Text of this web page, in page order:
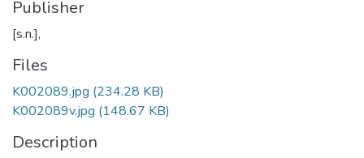
Publisher
[s.n.],
Files
K002089.jpg (234.28 KB)
K002089v.jpg (148.67 KB)
Description